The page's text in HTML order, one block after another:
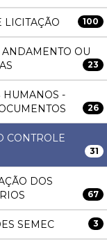
LICITAÇÃO 100
OU
23
HUMANOS -
26
CONTROLE
31
DOS
67
SEMEC 3